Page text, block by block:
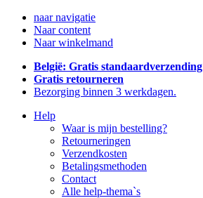
naar navigatie
Naar content
Naar winkelmand
België: Gratis standaardverzending
Gratis retourneren
Bezorging binnen 3 werkdagen.
Help
Waar is mijn bestelling?
Retourneringen
Verzendkosten
Betalingsmethoden
Contact
Alle help-thema`s